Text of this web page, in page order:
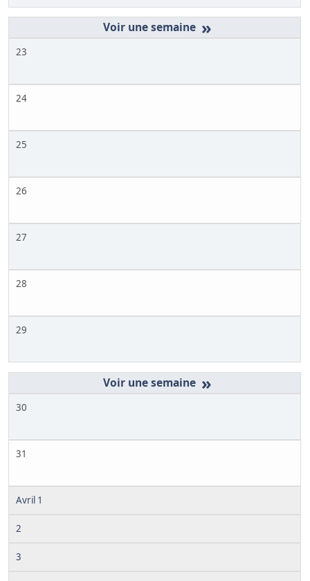
»
23
24
25
26
27
28
29
»
30
31
Avril 1
2
3